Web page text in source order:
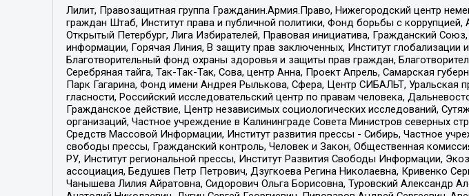
Лилит, Правозащитная группа Гражданин.Армия.Право, Нижегородский центр
граждан Штаб, Институт права и публичной политики, Фонд борьбы с
Открытый Петербург, Лига Избирателей, Правовая инициатива, Гражданский
информации, Горячая Линия, В защиту прав заключенных, Институт
Благотворительный фонд охраны здоровья и защиты прав граждан,
Серебряная тайга, Так-Так-Так, Сова, центр Анна, Проект Апрель, Самарская
Парк Гагарина, Фонд имени Андрея Рылькова, Сфера, Центр СИБАЛЬТ, Уральская
гласности, Российский исследовательский центр по правам человека,
Гражданское действие, Центр независимых социологических исследований,
организаций, Частное учреждение в Калининграде Совета Министров северных
Средств Массовой Информации, Институт развития прессы - Сибирь, Частное
свободы прессы, Гражданский контроль, Человек и Закон, Общественная
РУ, Институт региональной прессы, Институт Развития Свободы Информации,
ассоциация, Бедушев Петр Петрович, Дзугкоева Регина Николаевна, Кривенко
Чанышева Лилия Айратовна, Сидорович Ольга Борисовна, Туровский Александр